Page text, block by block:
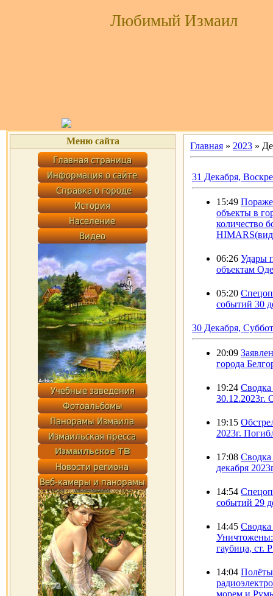
Любимый Измаил
Меню сайта Главная » 2023 »
31 Декабря,
15:49
объекты в
количество
06:26 Удары
объектам
05:20
событий 30
30 Декабря,
20:09
города
19:24 Сводка
30.12.2023г.
19:15
2023г.
17:08 Сводка
декабря
14:54
событий 29
14:45
гаубица,
14:04 Полёты
морем и